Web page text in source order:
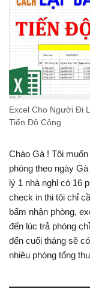
Excel Cho Người Đi
Tiến Độ Công
Chào Gà ! Tôi
phòng theo ngày
lý 1 nhà nghỉ có 16
check in thi tôi chỉ
bấm nhận phòng,
đến lúc trả phòng
đến cuối tháng sẽ
nhiêu phòng tổng